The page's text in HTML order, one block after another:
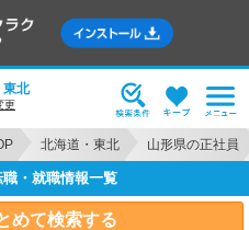
東北
更
北海道・東北 山形県の正社員
・就職情報一覧
めて検索する